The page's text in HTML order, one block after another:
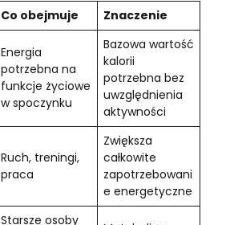
Co obejmuje Znaczenie
Energia
potrzebna na
funkcje życiowe
w spoczynku
Bazowa wartość
kalorii
potrzebna bez
uwzględnienia
aktywności
Ruch, treningi,
praca
Zwiększa
całkowite
zapotrzebowani
e energetyczne
Starsze osoby